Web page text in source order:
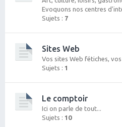
Evoquons nos centres
Sujets : 7
Sites Web
Vos sites Web fétiches,
Sujets : 1
Le comptoir
Ici on parle de tout...
Sujets : 10